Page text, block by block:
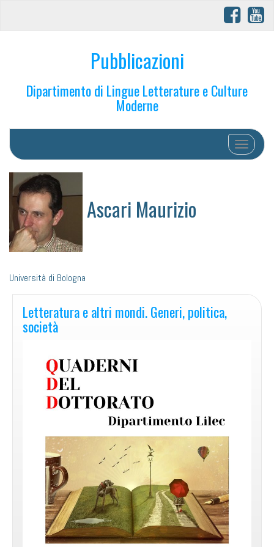
Pubblicazioni
Dipartimento di Lingue Letterature e Culture
Moderne
Toggle
Ascari Maurizio
Università di Bologna
Letteratura e altri mondi. Generi, politica,
società